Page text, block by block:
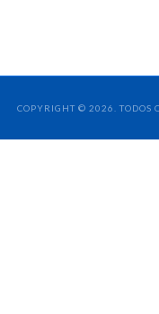
COPYRIGHT © 2026. TODOS